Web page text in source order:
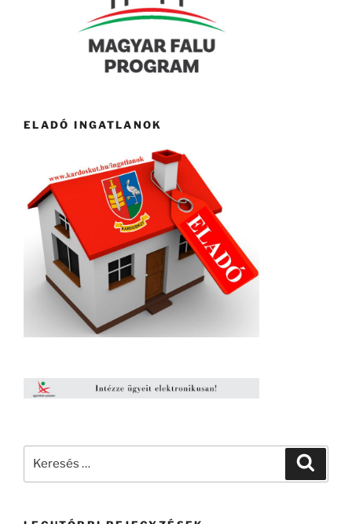
ELADÓ INGATLANOK